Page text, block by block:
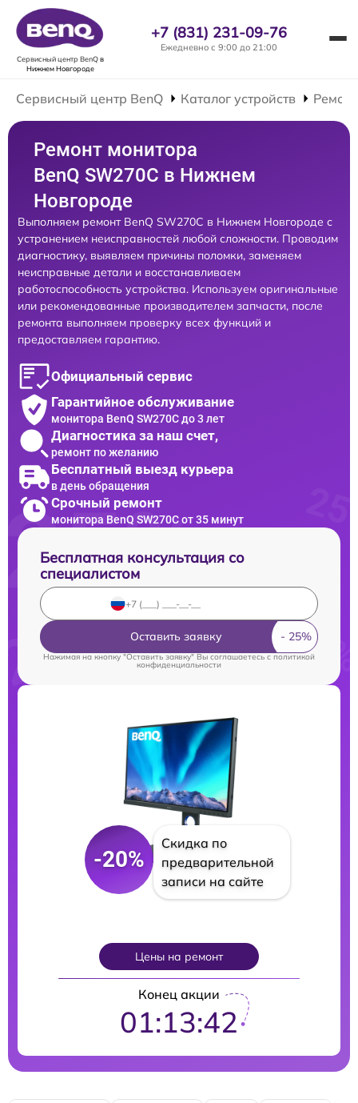
Сервисный центр BenQв
Нижнем Новгороде
+7 (831) 231-09-76
Ежедневно с 9:00 до 21:00
Сервисный центр BenQ Каталог устройств
Ремонт монитора
BenQ SW270C в Нижнем
Новгороде
Выполняем ремонт BenQ SW270C в Нижнем Новгороде с
устранением неисправностей любой сложности. Проводим
диагностику, выявляем причины поломки, заменяем
неисправные детали и восстанавливаем
работоспособность устройства. Используем оригинальные
или рекомендованные производителем запчасти, после
ремонта выполняем проверку всех функций и
предоставляем гарантию.
Официальный сервис
Гарантийное обслуживание
монитора BenQ SW270C до 3 лет
Диагностика за наш счет,
ремонт по желанию
Бесплатный выезд курьера
в день обращения
Срочный ремонт
монитора BenQ SW270C от 35 минут
Бесплатная консультация со
специалистом
Оставить заявку
Нажимая на кнопку "Оставить заявку" Вы соглашаетесь cполитикой
конфиденциальности
-20%
Скидка по
предварительной
записи на сайте
Цены на ремонт
Конец акции
01:13:41